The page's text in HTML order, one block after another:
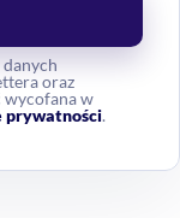
oraz
wycofana w
prywatności.